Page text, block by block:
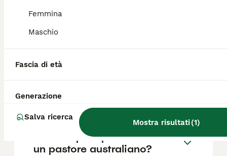
Femmina
Maschio
Fascia di età
Generazione
Salva ricerca
Mostra risultati(1)
Quanto è impegnativo un
Pastore Australiano?
Cosa sapere prima di avere
un pastore australiano?